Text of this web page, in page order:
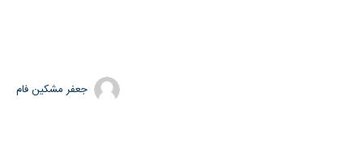
جعفر مشکین فام